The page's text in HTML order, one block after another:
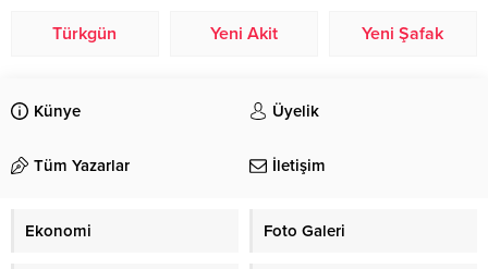
Türkgün Yeni Akit Yeni Şafak
Künye Üyelik
Tüm Yazarlar İletişim
Ekonomi Foto Galeri